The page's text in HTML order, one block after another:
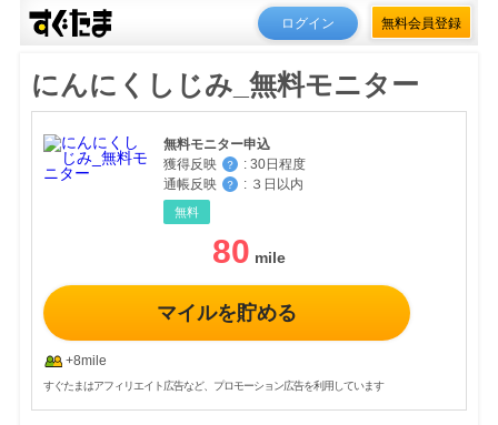
ログイン 無料会員登録
にんにくしじみ_無料モニター
無料モニター申込
獲得反映
？ : 30日程度
通帳反映
？ : ３日以内
無料
80
マイルを貯める
+8mile
すぐたまはアフィリエイト広告など、プロモーション広告を利用しています